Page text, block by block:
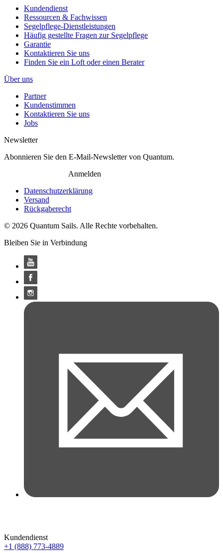
Kundendienst
Ressourcen & Fachwissen
Segelpflege-Dienstleistungen
Häufig gestellte Fragen zur Segelpflege
Garantie
Kontaktieren Sie uns
Finden Sie ein Loft oder einen Berater
Über uns
Partner
Kundenstimmen
Kontaktieren Sie uns
Jobs
Newsletter
Abonnieren Sie den E-Mail-Newsletter von Quantum.
Anmelden
Datenschutzerklärung
Versand
Rückgaberecht
© 2026 Quantum Sails. Alle Rechte vorbehalten.
Bleiben Sie in Verbindung
Kundendienst
+1 (888) 773-4889